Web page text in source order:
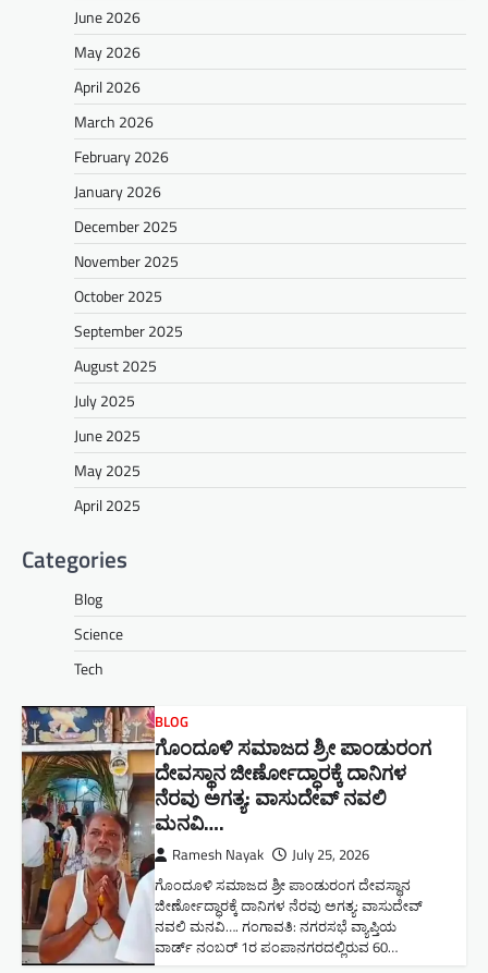
June 2026
May 2026
April 2026
March 2026
February 2026
January 2026
December 2025
November 2025
October 2025
September 2025
August 2025
July 2025
June 2025
May 2025
April 2025
Categories
Blog
Science
Tech
BLOG
ಗೊಂದೂಳಿ ಸಮಾಜದ ಶ್ರೀ ಪಾಂಡುರಂಗ
ದೇವಸ್ಥಾನ ಜೀರ್ಣೋದ್ಧಾರಕ್ಕೆ ದಾನಿಗಳ
ನೆರವು ಅಗತ್ಯ: ವಾಸುದೇವ್ ನವಲಿ
ಮನವಿ​….
Ramesh Nayak July 25, 2026
ಗೊಂದೂಳಿ ಸಮಾಜದ ಶ್ರೀ ಪಾಂಡುರಂಗ ದೇವಸ್ಥಾನ
ಜೀರ್ಣೋದ್ಧಾರಕ್ಕೆ ದಾನಿಗಳ ನೆರವು ಅಗತ್ಯ: ವಾಸುದೇವ್
ನವಲಿ ಮನವಿ​…. ಗಂಗಾವತಿ: ​ನಗರಸಭೆ ವ್ಯಾಪ್ತಿಯ
ವಾರ್ಡ್ ನಂಬರ್ 1ರ ಪಂಪಾನಗರದಲ್ಲಿರುವ 60…